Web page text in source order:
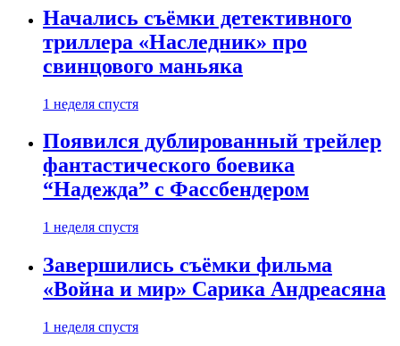
Начались съёмки детективного
триллера «Наследник» про
свинцового маньяка
1 неделя спустя
Появился дублированный трейлер
фантастического боевика
“Надежда” с Фассбендером
1 неделя спустя
Завершились съёмки фильма
«Война и мир» Сарика Андреасяна
1 неделя спустя